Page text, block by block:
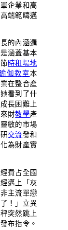
企業和高
端範疇邁
的內涵邏
涵蓋基本
時租場地
伽教室本
在整合產
她看到了什
長困難上
財教學產
敏的市場
交流發和
為財產實
費占全國
邁上「灰
主流單戀
！」立異
突然跳上
布指令。